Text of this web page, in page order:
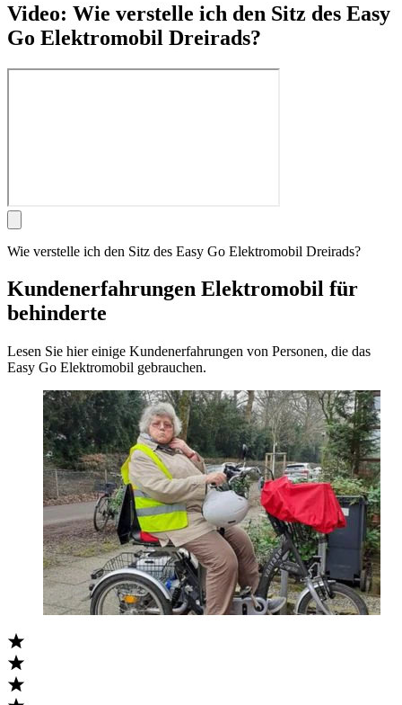
Video: Wie verstelle ich den Sitz des Easy
Go Elektromobil Dreirads?
Wie verstelle ich den Sitz des Easy Go Elektromobil Dreirads?
Kundenerfahrungen Elektromobil für
behinderte
Lesen Sie hier einige Kundenerfahrungen von Personen, die das
Easy Go Elektromobil gebrauchen.